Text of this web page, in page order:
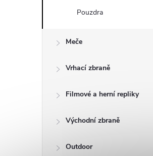
Pouzdra
Meče
Vrhací zbraně
Filmové a herní repliky
Východní zbraně
Outdoor